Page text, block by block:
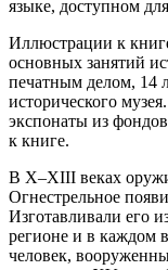
языке, доступном
Иллюстрации к
основных занятий
печатным делом, 14
исторического
экспонаты из
к книге.
В Х–ХІІІ веках
Огнестрельное
Изготавливали его
регионе и в каждом
человек,